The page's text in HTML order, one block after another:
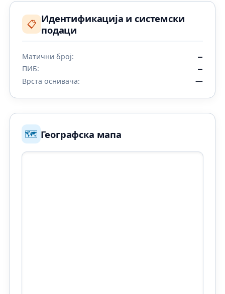
📋 Идентификација и системски
подаци
Матични број: —
ПИБ: —
Врста оснивача: —
🗺️ Географска мапа